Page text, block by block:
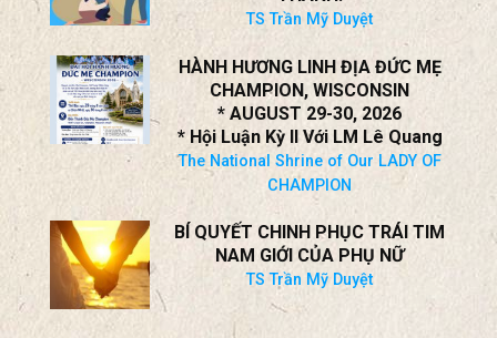
TS Trần Mỹ Duyệt
ĐÁNH VỢ LÀ HÀNH ĐỘNG THIẾU
NHÂN VĂN VÀ THIẾU TRƯỞNG
THÀNH!
TS Trần Mỹ Duyệt
HÀNH HƯƠNG LINH ĐỊA ĐỨC MẸ
CHAMPION, WISCONSIN
* AUGUST 29-30, 2026
* Hội Luận Kỳ II Với LM Lê Quang
The National Shrine of Our LADY OF
CHAMPION